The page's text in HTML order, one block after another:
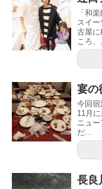
「和
スイ
古屋に
ころ、
宴の
今回宿
11月
ニュ
だ...
長良